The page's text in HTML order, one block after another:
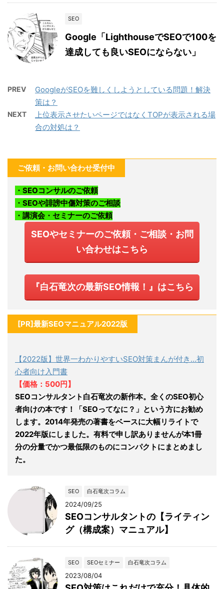
SEO
Google「LighthouseでSEOで100を
達成しても良いSEOにならない」
PREV
GoogleがSEOを難しくしようとしている問題！解決
策は？
NEXT
上位表示させたいページではなくTOPが表示される場
合の対処は？
ご依頼・お問い合わせ受付中
・SEOコンサルのご依頼
・SEOや誹謗中傷対策のご相談
・講演会・セミナーのご依頼
SEOやセミナーのご依頼・ご相談・お問
い合わせはこちら
『白石竜次の最新SEO情報！』はこちら
[PR]最新SEOマニュアル2022版
【2022版】世界一わかりやすいSEO対策まんが付き…初
心者向け入門書
【価格：500円】
SEOコンサルタント白石竜次の新作本。全くのSEO初心
者向けの本です！「SEOってなに？」という方にお勧め
します。2014年発売の著書をベースに大幅リライトで
2022年版にしました。有料で申し訳ありませんが本1冊
分の分量でかつ最低限のものにコンパクトにまとめまし
た。
SEO 白石竜次コラム
2024/09/25
SEOコンサルタントの【ライティン
グ（構成案）マニュアル】
SEO SEOセミナー 白石竜次コラム
2023/08/04